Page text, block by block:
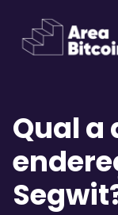
Qual a